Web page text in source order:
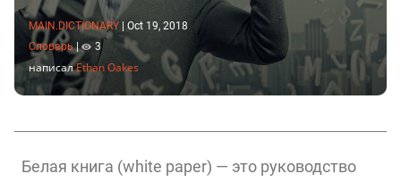
MAIN.DICTIONARY
Oct 19, 2018
Словарь | 3
написалEthan Oakes
Белая книга (white paper) — это руководство